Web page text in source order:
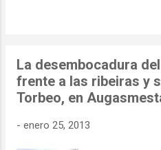
La desembocadura
frente a las ribeiras y
Torbeo, en
- enero 25, 2013